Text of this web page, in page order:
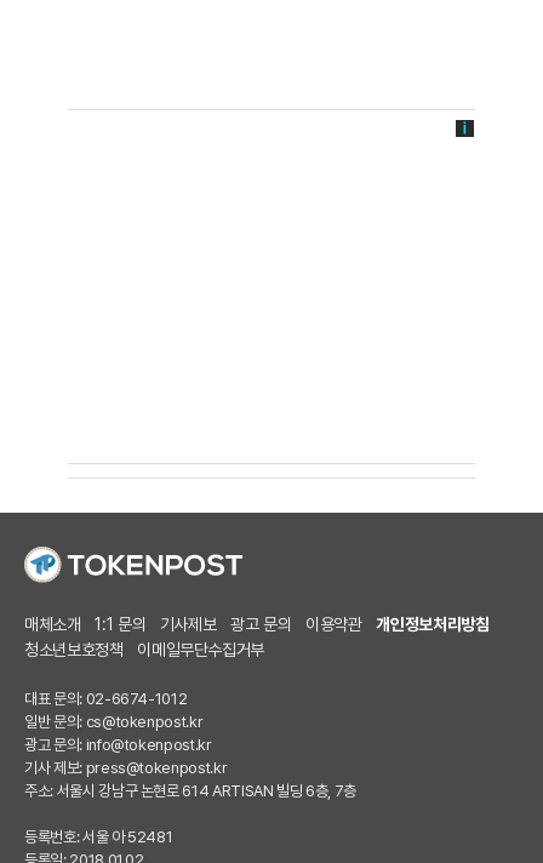
매체소개 1:1 문의 기사제보 광고 문의 이용약관
개인정보처리방침
청소년보호정책
이메일무단수집거부
대표 문의: 02-6674-1012
일반 문의: cs@tokenpost.kr
광고 문의: info@tokenpost.kr
기사 제보: press@tokenpost.kr
주소: 서울시 강남구 논현로 614 ARTISAN 빌딩 6층, 7층
등록번호: 서울 아 52481